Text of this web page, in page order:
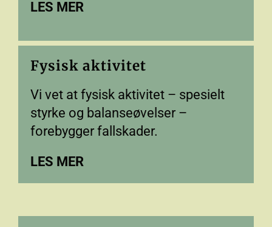
LES MER
Fysisk aktivitet
Vi vet at fysisk aktivitet – spesielt
styrke og balanseøvelser –
forebygger fallskader.
LES MER